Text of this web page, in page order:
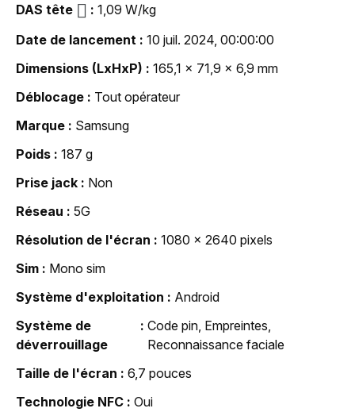
DAS tête
1,09 W/kg
Date de lancement
10 juil. 2024, 00:00:00
Dimensions (LxHxP)
165,1 x 71,9 x 6,9 mm
Déblocage
Tout opérateur
Marque
Samsung
Poids
187 g
Prise jack
Non
Réseau
5G
Résolution de l'écran
1080 x 2640 pixels
Sim
Mono sim
Système d'exploitation
Android
Système de
déverrouillage
Code pin, Empreintes,
Reconnaissance faciale
Taille de l'écran
6,7 pouces
Technologie NFC
Oui